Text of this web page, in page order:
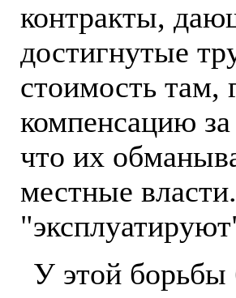
контракты,
достигнутые
стоимость
компенсацию
что их
местные
У этой борьбы